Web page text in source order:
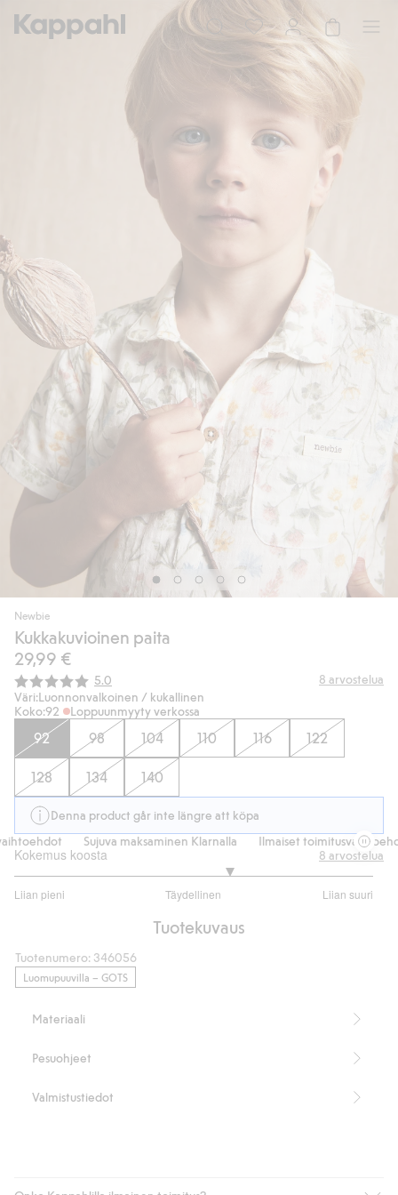
Newbie
Kukkakuvioinen paita
29,99 €
Keskimääräinen luokitus:
5.0 8 arvostelua
Väri:Luonnonvalkoinen / kukallinen
Koko:92 Loppuunmyyty verkossa
92 98 104 110 116 122
128 134 140
Denna product går inte längre att köpa
Sujuva maksaminen Klarnalla Ilmaiset toimitusvaihtoehdot
Kokemus koosta
Liian pieni Täydellinen Liian suuri
/
ääneen
8 arvostelua
Tuotekuvaus
Tuotenumero: 346056
Luomupuuvilla – GOTS
Materiaali
Pesuohjeet
Valmistustiedot